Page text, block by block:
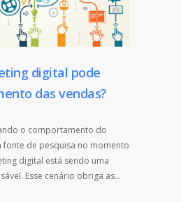
digital pode
das vendas?
o comportamento do
fonte de pesquisa no momento
digital está sendo uma
Esse cenário obriga as…